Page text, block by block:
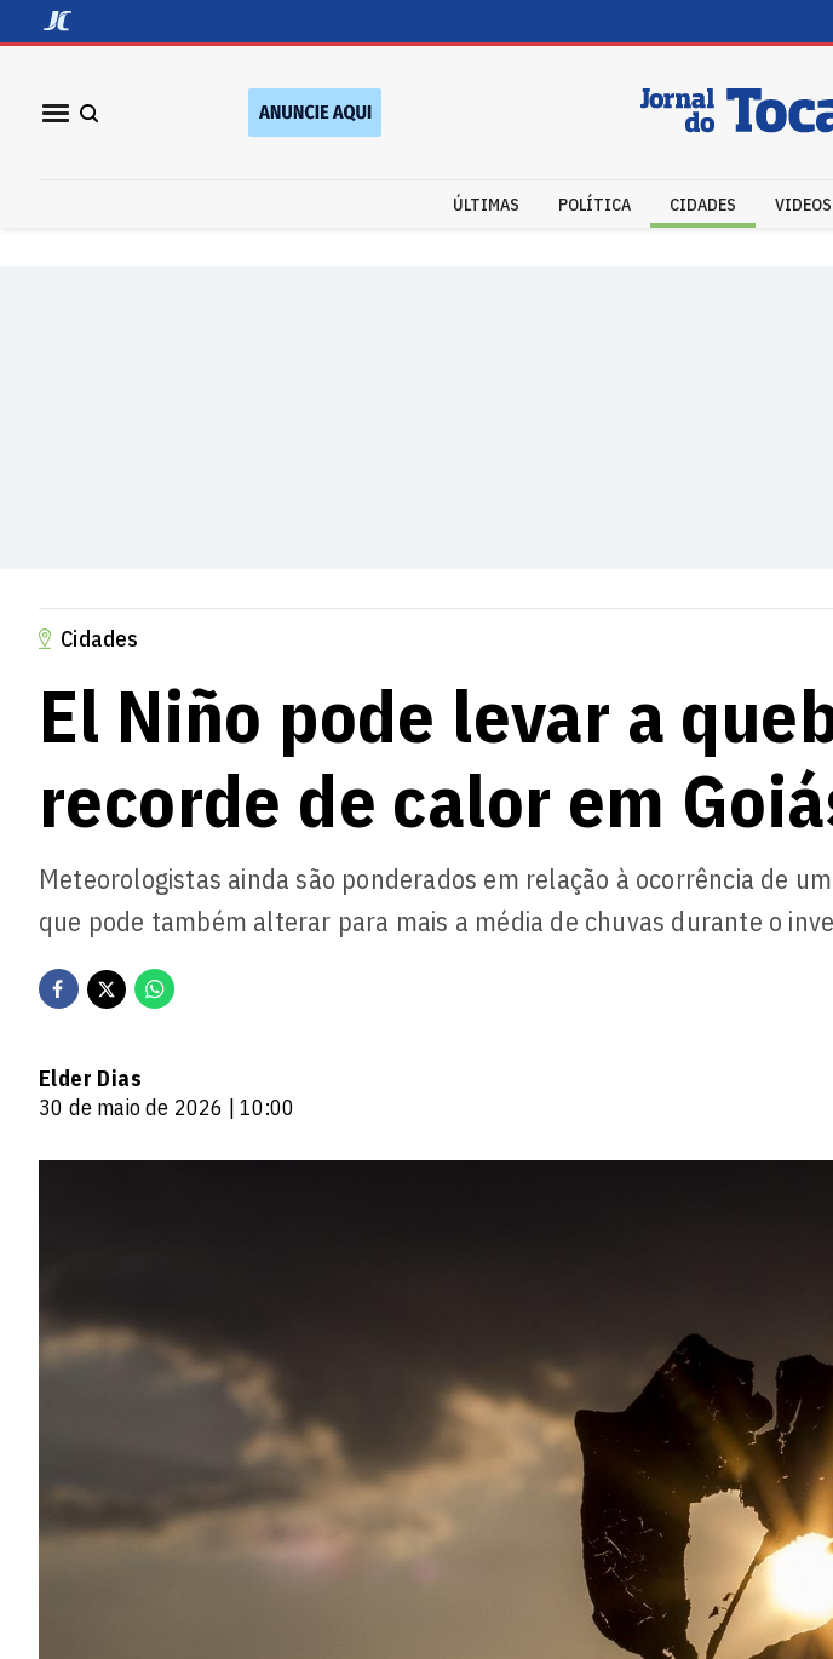
ÚLTIMAS POLÍTICA CIDADES VIDEOS
Cidades
El Niño pode levar a
recorde de calor em
Meteorologistas ainda são ponderados em relação à ocorrência de
que pode também alterar para mais a média de chuvas durante o
Elder Dias
30 de maio de 2026 | 10:00